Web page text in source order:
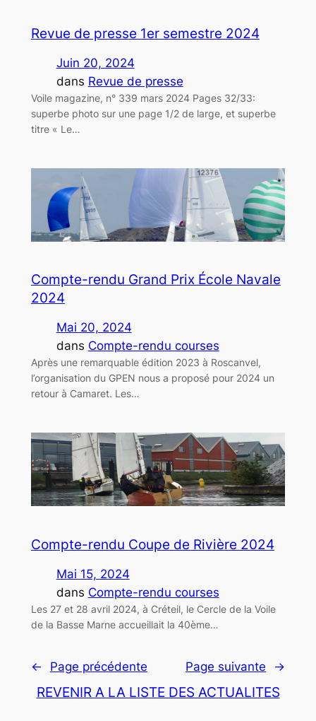
Revue de presse 1er semestre 2024
Juin 20, 2024
dans Revue de presse
Voile magazine, n° 339 mars 2024 Pages 32/33:
superbe photo sur une page 1/2 de large, et superbe
titre « Le…
Compte-rendu Grand Prix École Navale
2024
Mai 20, 2024
dans Compte-rendu courses
Après une remarquable édition 2023 à Roscanvel,
l’organisation du GPEN nous a proposé pour 2024 un
retour à Camaret. Les…
Compte-rendu Coupe de Rivière 2024
Mai 15, 2024
dans Compte-rendu courses
Les 27 et 28 avril 2024, à Créteil, le Cercle de la Voile
de la Basse Marne accueillait la 40ème…
← Page précédente Page suivante →
REVENIR A LA LISTE DES ACTUALITES